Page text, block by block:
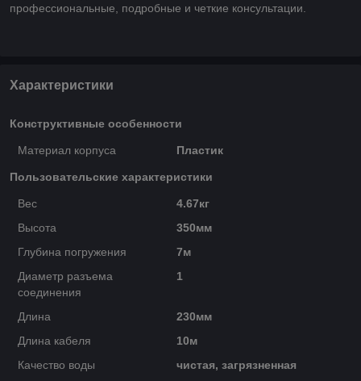
профессиональные, подробные и четкие консультации.
Характеристики
Конструктивные особенности
Материал корпуса Пластик
Пользовательские характеристики
Вес
4.67кг
Высота
350мм
Глубина погружения
7м
Диаметр разъема
соединения
1
Длина
230мм
Длина кабеля
10м
Качество воды
чистая, загрязненная